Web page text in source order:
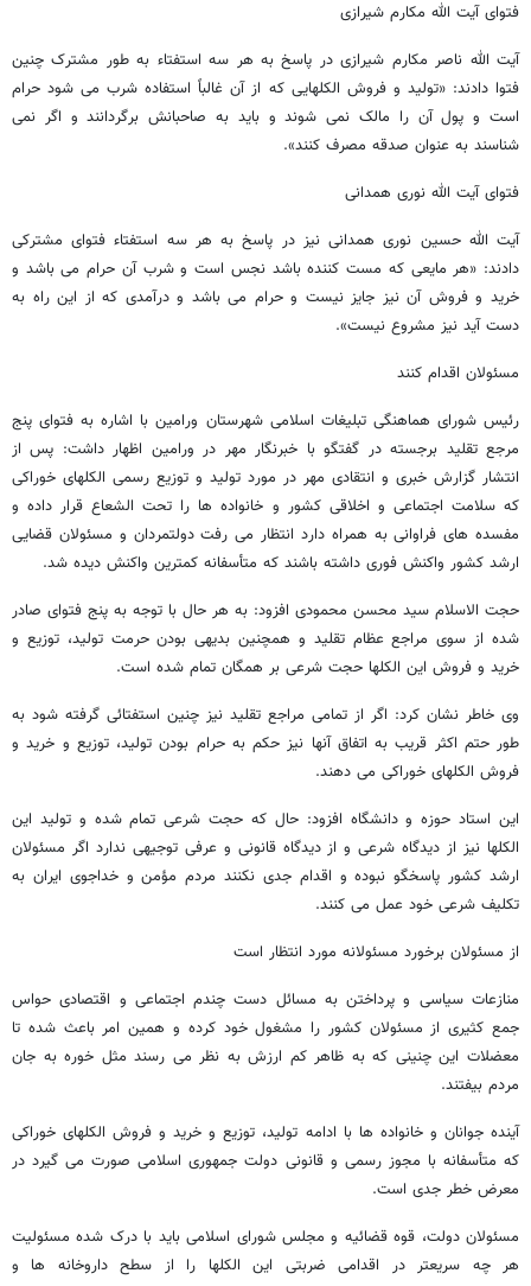
فتوای آیت الله مکارم شیرازی
آیت الله ناصر مکارم شیرازی در پاسخ به هر سه استفتاء به طور مشترک چنین
فتوا دادند: «تولید و فروش الکلهایی که از آن غالباً استفاده شرب می شود حرام
است و پول آن را مالک نمی شوند و باید به صاحبانش برگردانند و اگر نمی
شناسند به عنوان صدقه مصرف کنند».
فتوای آیت الله نوری همدانی
آیت الله حسین نوری همدانی نیز در پاسخ به هر سه استفتاء فتوای مشترکی
دادند: «هر مایعی که مست کننده باشد نجس است و شرب آن حرام می باشد و
خرید و فروش آن نیز جایز نیست و حرام می باشد و درآمدی که از این راه به
دست آید نیز مشروع نیست».
مسئولان اقدام کنند
رئیس شورای هماهنگی تبلیغات اسلامی شهرستان ورامین با اشاره به فتوای پنج
مرجع تقلید برجسته در گفتگو با خبرنگار مهر در ورامین اظهار داشت: پس از
انتشار گزارش خبری و انتقادی مهر در مورد تولید و توزیع رسمی الکلهای خوراکی
که سلامت اجتماعی و اخلاقی کشور و خانواده ها را تحت الشعاع قرار داده و
مفسده های فراوانی به همراه دارد انتظار می رفت دولتمردان و مسئولان قضایی
ارشد کشور واکنش فوری داشته باشند که متأسفانه کمترین واکنش دیده شد.
حجت الاسلام سید محسن محمودی افزود: به هر حال با توجه به پنج فتوای صادر
شده از سوی مراجع عظام تقلید و همچنین بدیهی بودن حرمت تولید، توزیع و
خرید و فروش این الکلها حجت شرعی بر همگان تمام شده است.
وی خاطر نشان کرد: اگر از تمامی مراجع تقلید نیز چنین استفتائی گرفته شود به
طور حتم اکثر قریب به اتفاق آنها نیز حکم به حرام بودن تولید، توزیع و خرید و
فروش الکلهای خوراکی می دهند.
این استاد حوزه و دانشگاه افزود: حال که حجت شرعی تمام شده و تولید این
الکلها نیز از دیدگاه شرعی و از دیدگاه قانونی و عرفی توجیهی ندارد اگر مسئولان
ارشد کشور پاسخگو نبوده و اقدام جدی نکنند مردم مؤمن و خداجوی ایران به
تکلیف شرعی خود عمل می کنند.
از مسئولان برخورد مسئولانه مورد انتظار است
منازعات سیاسی و پرداختن به مسائل دست چندم اجتماعی و اقتصادی حواس
جمع کثیری از مسئولان کشور را مشغول خود کرده و همین امر باعث شده تا
معضلات این چنینی که به ظاهر کم ارزش به نظر می رسند مثل خوره به جان
مردم بیفتند.
آینده جوانان و خانواده ها با ادامه تولید، توزیع و خرید و فروش الکلهای خوراکی
که متأسفانه با مجوز رسمی و قانونی دولت جمهوری اسلامی صورت می گیرد در
معرض خطر جدی است.
مسئولان دولت، قوه قضائیه و مجلس شورای اسلامی باید با درک شده مسئولیت
هر چه سریعتر در اقدامی ضربتی این الکلها را از سطح داروخانه ها و